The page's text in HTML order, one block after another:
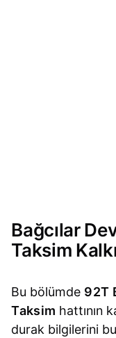
Bağcılar
Taksim
Bu bölümde 92T
Taksim hattının
durak bilgilerini